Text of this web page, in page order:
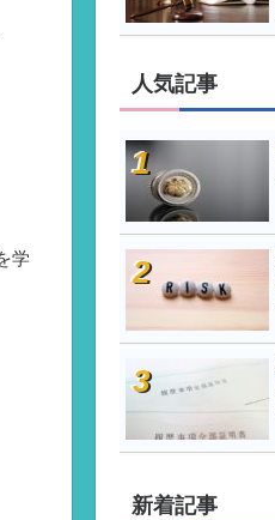
学
人気記事
新着記事